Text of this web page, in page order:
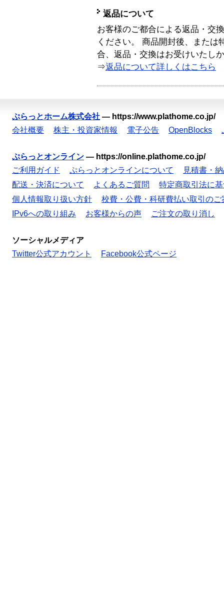
返品について
お客様のご都合による返品・交
ください。 商品開封後、または
合、返品・交換はお受けいたし
⇒返品について詳しくはこちら
ぷらっとホーム株式会社 — https://www.plathome.co.jp/
会社概要
株主・投資家情報 電子公告 OpenBlocks
ぷらっとオンライン — https://online.plathome.co.jp/
ご利用ガイド
ぷらっとオンラインについて
見積書・
配送・決済について
よくあるご質問
特定商取引法に
個人情報取り扱い方針
校費・公費・科研費払い取引のご
IPv6への取り組み
お客様からの声 ご注文の取り消し
ソーシャルメディア
Twitter公式アカウント
Facebook公式ページ